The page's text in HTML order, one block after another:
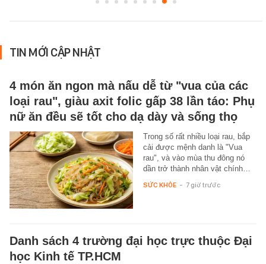
TIN MỚI CẬP NHẬT
4 món ăn ngon mà nấu dễ từ "vua của các
loại rau", giàu axit folic gấp 38 lần táo: Phụ
nữ ăn đều sẽ tốt cho dạ dày và sống thọ
Trong số rất nhiều loại rau, bắp
cải được mệnh danh là "Vua
rau", và vào mùa thu đông nó
dần trở thành nhân vật chính…
SỨC KHỎE - 7 giờ trước
Danh sách 4 trường đại học trực thuộc Đại
học Kinh tế TP.HCM